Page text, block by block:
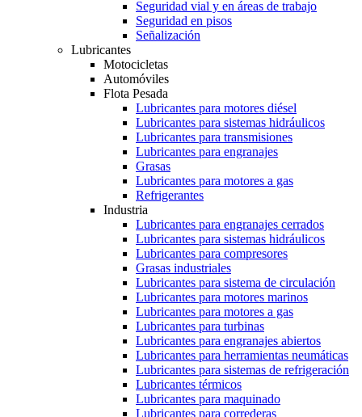
Seguridad vial y en áreas de trabajo
Seguridad en pisos
Señalización
Lubricantes
Motocicletas
Automóviles
Flota Pesada
Lubricantes para motores diésel
Lubricantes para sistemas hidráulicos
Lubricantes para transmisiones
Lubricantes para engranajes
Grasas
Lubricantes para motores a gas
Refrigerantes
Industria
Lubricantes para engranajes cerrados
Lubricantes para sistemas hidráulicos
Lubricantes para compresores
Grasas industriales
Lubricantes para sistema de circulación
Lubricantes para motores marinos
Lubricantes para motores a gas
Lubricantes para turbinas
Lubricantes para engranajes abiertos
Lubricantes para herramientas neumáticas
Lubricantes para sistemas de refrigeración
Lubricantes térmicos
Lubricantes para maquinado
Lubricantes para correderas